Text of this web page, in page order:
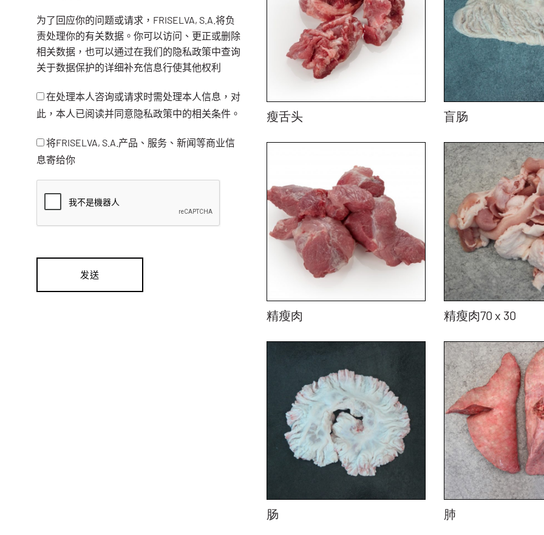
为了回应你的问题或请求，FRISELVA, S.A.将负
责处理你的有关数据。你可以访问、更正或删除
相关数据，也可以通过在我们的隐私政策中查询
关于数据保护的详细补充信息行使其他权利
在处理本人咨询或请求时需处理本人信息，对
此，本人已阅读并同意隐私政策中的相关条件。
将FRISELVA, S.A.产品、服务、新闻等商业信
息寄给你
瘦舌头 盲肠
精瘦肉 精瘦肉70 x 30
肠 肺